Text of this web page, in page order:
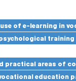
of e-learning in
practical areas of
education